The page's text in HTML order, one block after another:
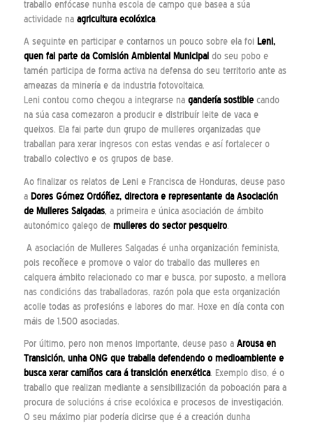
traballo enfócase nunha escola de campo que basea a súa
actividade na agricultura ecolóxica.
A seguinte en participar e contarnos un pouco sobre ela foi Leni,
quen fai parte da Comisión Ambiental Municipal do seu pobo e
tamén participa de forma activa na defensa do seu territorio ante as
ameazas da minería e da industria fotovoltaica.
Leni contou como chegou a integrarse na gandería sostiblecando
na súa casa comezaron a producir e distribuír leite de vaca e
queixos. Ela fai parte dun grupo de mulleres organizadas que
traballan para xerar ingresos con estas vendas e así fortalecer o
traballo colectivo e os grupos de base.
Ao finalizar os relatos de Leni e Francisca de Honduras, deuse paso
a Dores Gómez Ordóñez, directora e representante da Asociación
de Mulleres Salgadas, a primeira e única asociación de ámbito
autonómico galego de mulleres do sector pesqueiro.
A asociación de Mulleres Salgadas é unha organización feminista,
pois recoñece e promove o valor do traballo das mulleres en
calquera ámbito relacionado co mar e busca, por suposto, a mellora
nas condicións das traballadoras, razón pola que esta organización
acolle todas as profesións e labores do mar. Hoxe en día conta con
máis de 1.500 asociadas.
Por último, pero non menos importante, deuse paso a Arousa en
Transición, unha ONG que traballa defendendo o medioambiente e
busca xerar camiños cara á transición enerxética. Exemplo diso, é o
traballo que realizan mediante a sensibilización da poboación para a
procura de solucións á crise ecolóxica e procesos de investigación.
O seu máximo piar podería dicirse que é a creación dunha